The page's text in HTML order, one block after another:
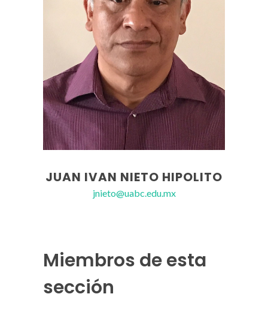
JUAN IVAN NIETO HIPOLITO
jnieto@uabc.edu.mx
Miembros de esta
sección